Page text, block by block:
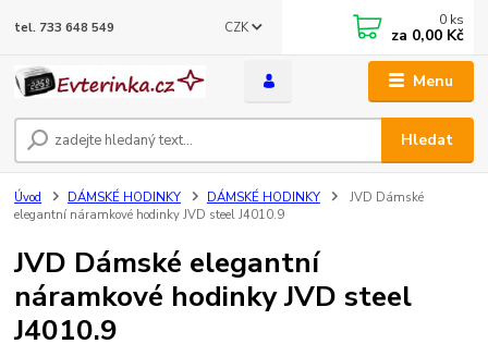
Menu
CZK
Hledat
tel. 733 648 549 0 ks
za 0,00 Kč
Úvod DÁMSKÉ HODINKY DÁMSKÉ HODINKY
JVD Dámské
elegantní náramkové hodinky JVD steel J4010.9
JVD Dámské elegantní
náramkové hodinky JVD steel
J4010.9